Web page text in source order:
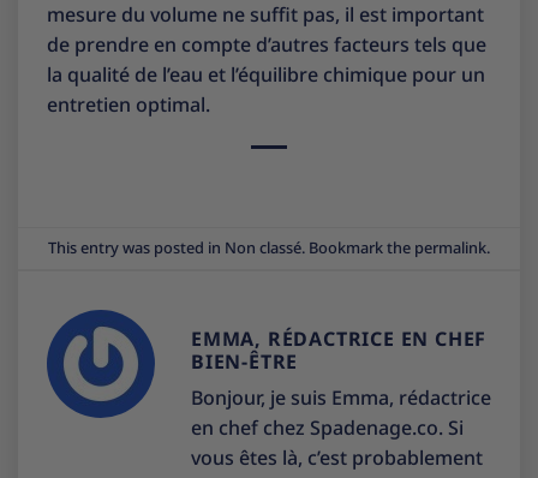
mesure du volume ne suffit pas, il est important
de prendre en compte d’autres facteurs tels que
la qualité de l’eau et l’équilibre chimique pour un
entretien optimal.
This entry was posted in Non classé. Bookmark the permalink.
EMMA, RÉDACTRICE EN CHEF
BIEN-ÊTRE
Bonjour, je suis Emma, rédactrice
en chef chez Spadenage.co. Si
vous êtes là, c’est probablement